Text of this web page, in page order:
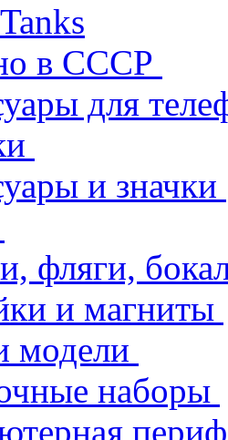
в СССР
для
и значки
фляги,
и магниты
модели
наборы